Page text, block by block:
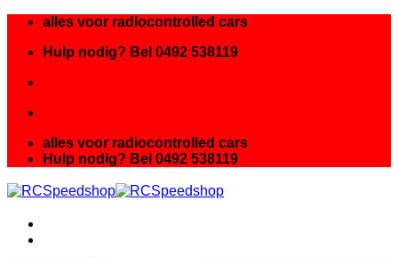
inhoud
alles voor radiocontrolled cars
Hulp nodig? Bel 0492 538119
alles voor radiocontrolled cars
Hulp nodig? Bel 0492 538119